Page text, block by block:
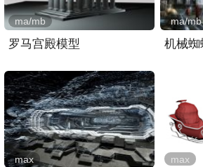
罗马宫殿模型
ma/mb ma/mb
max max